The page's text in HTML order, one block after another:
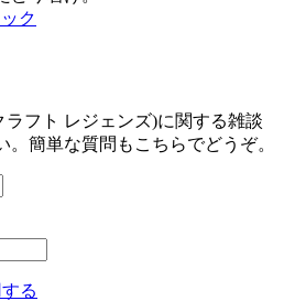
ク
ラフト レジェンズ)に関する雑談
。簡単な質問もこちらでどうぞ。
る